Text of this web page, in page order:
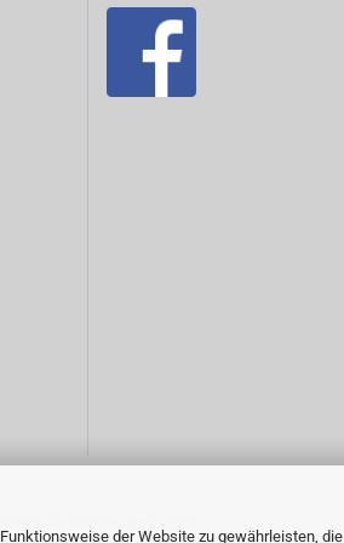
der Website zu gewährleisten, die